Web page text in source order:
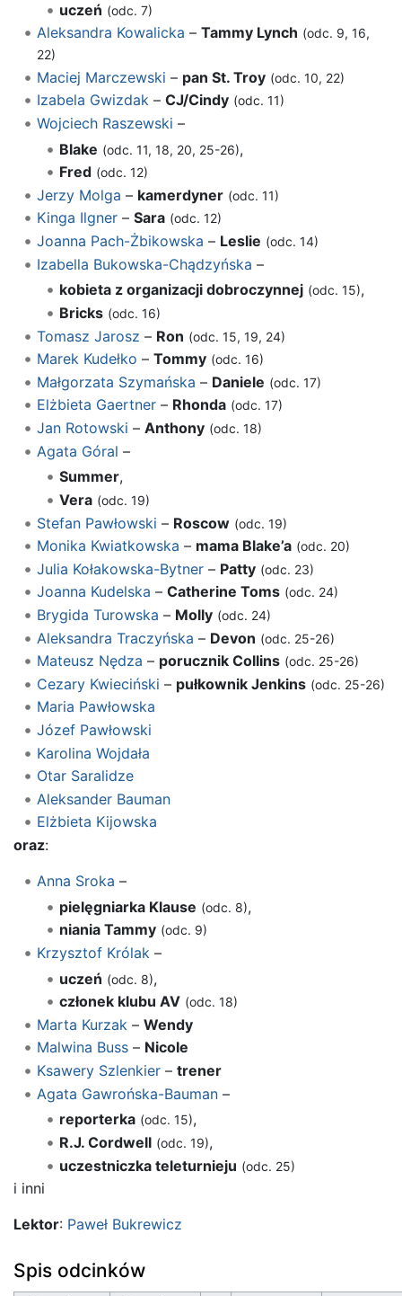
uczeń (odc. 7)
Aleksandra Kowalicka – Tammy Lynch (odc. 9, 16,
22)
Maciej Marczewski – pan St. Troy (odc. 10, 22)
Izabela Gwizdak– CJ/Cindy (odc. 11)
Wojciech Raszewski –
Blake (odc. 11, 18, 20, 25-26),
Fred (odc. 12)
Jerzy Molga – kamerdyner (odc. 11)
Kinga Ilgner– Sara (odc. 12)
Joanna Pach-Żbikowska – Leslie (odc. 14)
Izabella Bukowska-Chądzyńska –
kobieta z organizacji dobroczynnej (odc. 15),
Bricks (odc. 16)
Tomasz Jarosz – Ron (odc. 15, 19, 24)
Marek Kudełko – Tommy (odc. 16)
Małgorzata Szymańska – Daniele (odc. 17)
Elżbieta Gaertner– Rhonda (odc. 17)
Jan Rotowski – Anthony (odc. 18)
Agata Góral –
Summer,
Vera (odc. 19)
Stefan Pawłowski – Roscow (odc. 19)
Monika Kwiatkowska – mama Blake’a (odc. 20)
Julia Kołakowska-Bytner– Patty (odc. 23)
Joanna Kudelska – Catherine Toms (odc. 24)
Brygida Turowska – Molly (odc. 24)
Aleksandra Traczyńska – Devon (odc. 25-26)
Mateusz Nędza – porucznik Collins (odc. 25-26)
Cezary Kwieciński – pułkownik Jenkins (odc. 25-26)
Maria Pawłowska
Józef Pawłowski
Karolina Wojdała
Otar Saralidze
Aleksander Bauman
Elżbieta Kijowska
oraz:
Anna Sroka –
pielęgniarka Klause (odc. 8),
niania Tammy (odc. 9)
Krzysztof Królak –
uczeń (odc. 8),
członek klubu AV (odc. 18)
Marta Kurzak – Wendy
Malwina Buss– Nicole
Ksawery Szlenkier– trener
Agata Gawrońska-Bauman–
reporterka (odc. 15),
R.J. Cordwell (odc. 19),
uczestniczka teleturnieju (odc. 25)
i inni
Lektor: Paweł Bukrewicz
Spis odcinków